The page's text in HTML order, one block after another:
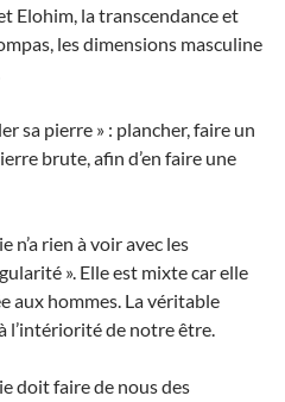
Elohim, la transcendance et
les dimensions masculine
sa pierre » : plancher, faire un
brute, afin d’en faire une
n’a rien à voir avec les
». Elle est mixte car elle
aux hommes. La véritable
l’intériorité de notre être.
doit faire de nous des